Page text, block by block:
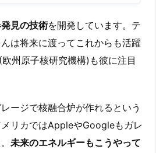
見の技術を開発しています。テ
は将来に渡ってこれからも活躍
州原子核研究機構)も彼に注目
ージで核融合炉が作れるという
リカではAppleやGoogleもガレ
未来のエネルギーもこうやって